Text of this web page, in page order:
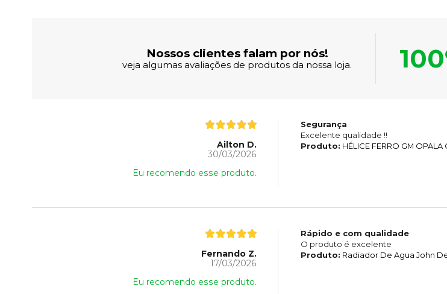
Nossos clientes falam por nós!
veja algumas avaliações de produtos da nossa loja.
Ailton D.
30/03/2026
Eu recomendo esse produto.
Segurança
Excelente qualidade !!
Produto: HÉLICE FERRO GM
Fernando Z.
17/03/2026
Eu recomendo esse produto.
Rápido e com qualidade
O produto é excelente
Produto: Radiador De Agua John